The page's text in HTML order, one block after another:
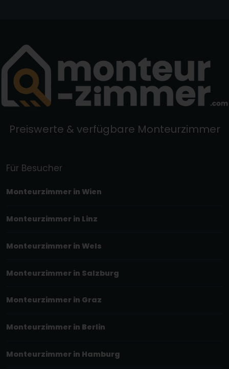
Preiswerte & verfügbare Monteurzimmer
Für Besucher
Monteurzimmer in Wien
Monteurzimmer in Linz
Monteurzimmer in Wels
Monteurzimmer in Salzburg
Monteurzimmer in Graz
Monteurzimmer in Berlin
Monteurzimmer in Hamburg